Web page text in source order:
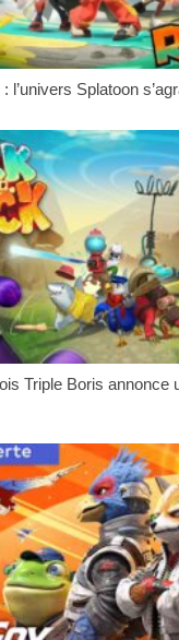
l’univers Splatoon
Triple Boris annonce